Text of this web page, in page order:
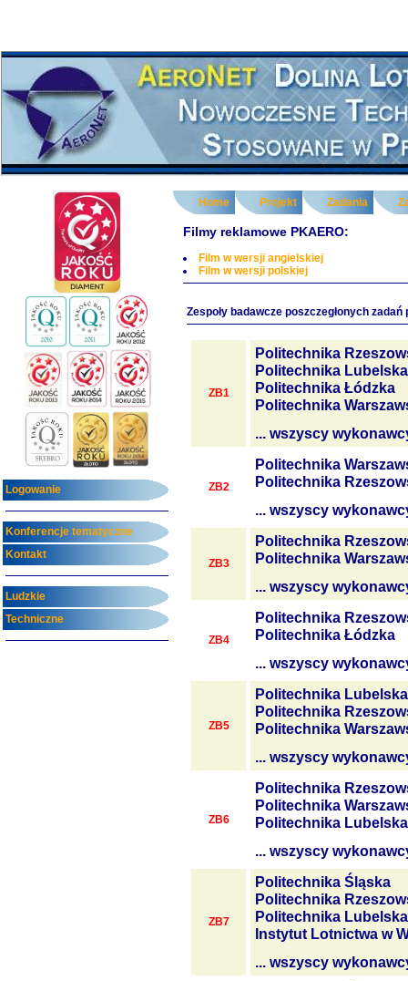
Logowanie
Konferencje tematyczne
Kontakt
Ludzkie
Techniczne
Home Projekt Zadania
Filmy reklamowe PKAERO:
Film w wersji angielskiej
Film w wersji polskiej
Zespoły badawcze poszczegłonych zadań
ZB1
Politechnika
Politechnika Lubelska
Politechnika Łódzka
Politechnika
... wszyscy
ZB2
Politechnika
Politechnika
... wszyscy
ZB3
Politechnika
Politechnika
... wszyscy
ZB4
Politechnika
Politechnika Łódzka
... wszyscy
ZB5
Politechnika Lubelska
Politechnika
Politechnika
... wszyscy
ZB6
Politechnika
Politechnika
Politechnika Lubelska
... wszyscy
ZB7
Politechnika Śląska
Politechnika
Politechnika Lubelska
Instytut Lotnictwa w
... wszyscy